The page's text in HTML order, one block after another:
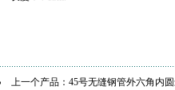
上一个产品： 45号无缝钢管外六角内